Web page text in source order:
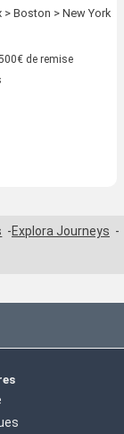
> Boston > New York
de remise
Explora Journeys